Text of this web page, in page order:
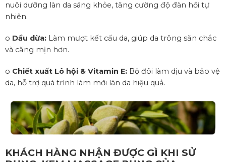
nuôi dưỡng làn da sáng khỏe, tăng cường độ đàn hồi tự
nhiên.
o Dầu dừa: Làm mượt kết cấu da, giúp da trông săn chắc
và căng mịn hơn.
o Chiết xuất Lô hội & Vitamin E: Bộ đôi làm dịu và bảo vệ
da, hỗ trợ quá trình làm mới làn da hiệu quả.
KHÁCH HÀNG NHẬN ĐƯỢC GÌ KHI SỬ